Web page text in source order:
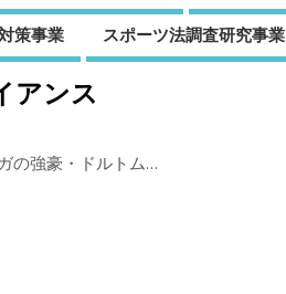
策事業 スポーツ法調査研究事業
アンス
の強豪・ドルトム…